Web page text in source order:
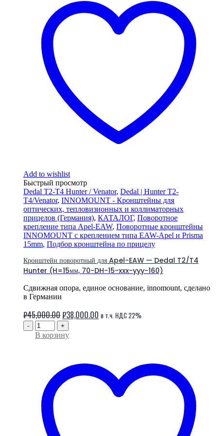
Add to wishlist
Быстрый просмотр
Dedal T2-T4 Hunter / Venator, Dedal | Hunter T2-
T4/Venator, INNOMOUNT - Кронштейны для
оптических, тепловизионных и коллиматорных
прицелов (Германия), КАТАЛОГ, Поворотное
крепление типа Apel-EAW, Поворотные кронштейны
INNOMOUNT с креплением типа EAW-Apel и Prisma
15mm, Подбор кронштейна по прицелу
Кронштейн поворотный для Apel-EAW — Dedal T2/T4
Hunter (H=15мм, 70-DH-15-xxx-yyy-160)
Сдвижная опора, единое основание, innomount, сделано
в Германии
₽45,000.00Первоначальная
цена
составляла
₽38,000.00 Текущая
в т.ч. НДС 22%
- +
В корзину